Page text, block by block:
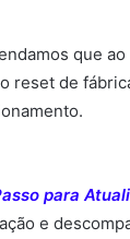
que
reset de
para
e